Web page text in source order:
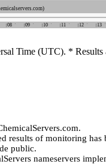
08 09 10 11 12 13
Time (UTC). * Results
results of monitoring has
public.
nameservers